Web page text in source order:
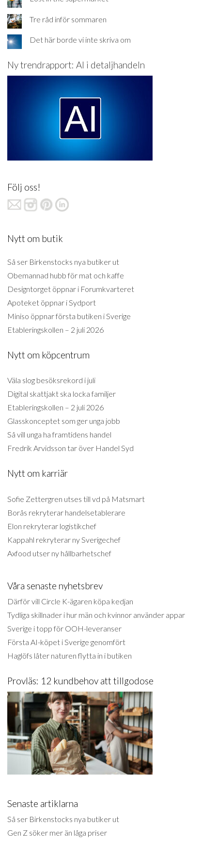
Tre råd inför sommaren
Det här borde vi inte skriva om
Ny trendrapport: AI i detaljhandeln
Följ oss!
Nytt om butik
Så ser Birkenstocks nya butiker ut
Obemannad hubb för mat och kaffe
Designtorget öppnar i Forumkvarteret
Apoteket öppnar i Sydport
Miniso öppnar första butiken i Sverige
Etableringskollen – 2 juli 2026
Nytt om köpcentrum
Väla slog besöksrekord i juli
Digital skattjakt ska locka familjer
Etableringskollen – 2 juli 2026
Glasskonceptet som ger unga jobb
Så vill unga ha framtidens handel
Fredrik Arvidsson tar över Handel Syd
Nytt om karriär
Sofie Zettergren utses till vd på Matsmart
Borås rekryterar handelsetablerare
Elon rekryterar logistikchef
Kappahl rekryterar ny Sverigechef
Axfood utser ny hållbarhetschef
Våra senaste nyhetsbrev
Därför vill Circle K-ägaren köpa kedjan
Tydliga skillnader i hur män och kvinnor använder appar
Sverige i topp för OOH-leveranser
Första AI-köpet i Sverige genomfört
Haglöfs låter naturen flytta in i butiken
Provläs: 12 kundbehov att tillgodose
Senaste artiklarna
Så ser Birkenstocks nya butiker ut
Gen Z söker mer än låga priser